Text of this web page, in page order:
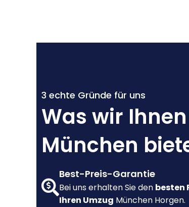
3 echte Gründe für uns
Was wir
München
Best-Preis-Garantie
Bei uns erhalten Sie den besten
Ihren Umzug München Horgen.